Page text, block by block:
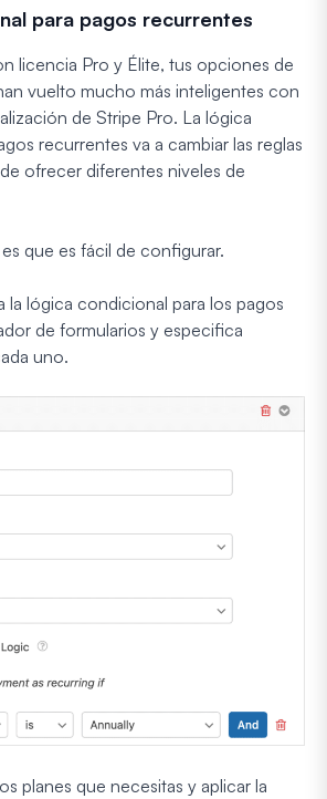
para pagos recurrentes
licencia Pro y Élite, tus opciones de
vuelto mucho más inteligentes con
de Stripe Pro. La lógica
recurrentes va a cambiar las reglas
ofrecer diferentes niveles de
que es fácil de configurar.
la lógica condicional para los pagos
de formularios y especifica
uno.
planes que necesitas y aplicar la